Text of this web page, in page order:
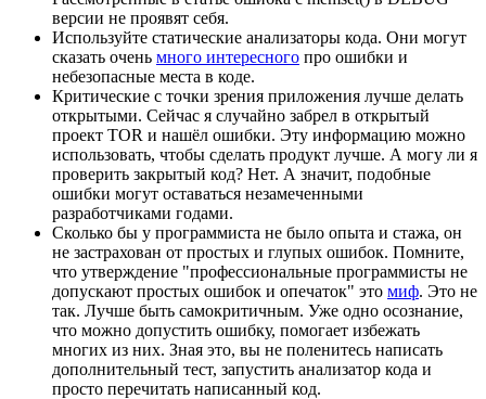
версии не проявят себя.
Используйте статические анализаторы кода. Они могут
сказать очень много интересного про ошибки и
небезопасные места в коде.
Критические с точки зрения приложения лучше делать
открытыми. Сейчас я случайно забрел в открытый
проект TOR и нашёл ошибки. Эту информацию можно
использовать, чтобы сделать продукт лучше. А могу ли я
проверить закрытый код? Нет. А значит, подобные
ошибки могут оставаться незамеченными
разработчиками годами.
Сколько бы у программиста не было опыта и стажа, он
не застрахован от простых и глупых ошибок. Помните,
что утверждение "профессиональные программисты не
допускают простых ошибок и опечаток" это миф. Это не
так. Лучше быть самокритичным. Уже одно осознание,
что можно допустить ошибку, помогает избежать
многих из них. Зная это, вы не поленитесь написать
дополнительный тест, запустить анализатор кода и
просто перечитать написанный код.